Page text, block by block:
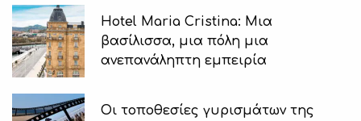
Hotel Maria Cristina: Μια
βασίλισσα, μια πόλη μια
ανεπανάληπτη εμπειρία
Οι τοποθεσίες γυρισμάτων της